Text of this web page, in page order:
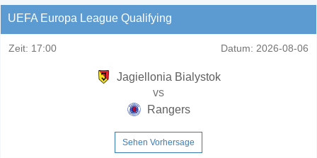
UEFA Europa League Qualifying
Zeit: 17:00 Datum: 2026-08-06
Jagiellonia Bialystok
vs
Rangers
Sehen Vorhersage